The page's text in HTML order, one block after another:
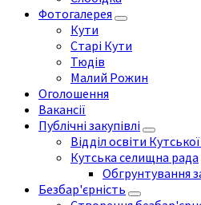
Фотогалерея
Кути
Старі Кути
Тюдів
Малий Рожин
Оголошення
Вакансії
Публічні закупівлі
Відділ освіти
Кутська селищна рада
Обгрунтування
Безбар'єрність